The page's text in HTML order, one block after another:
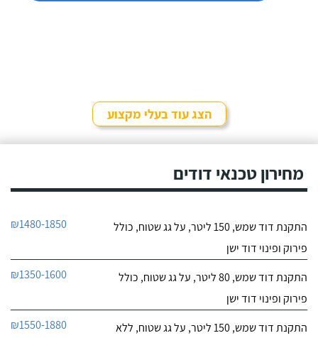
הצג עוד בעלי מקצוע
מחירון טכנאי דודים
התקנת דוד שמש, 150 ליטר, על גג שטוח, כולל
פירוק ופינוי דוד ישן
₪1480-1850
התקנת דוד שמש, 80 ליטר, על גג שטוח, כולל
פירוק ופינוי דוד ישן
₪1350-1600
התקנת דוד שמש, 150 ליטר, על גג שטוח, ללא
₪1550-1880